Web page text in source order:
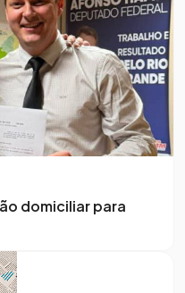
domiciliar para